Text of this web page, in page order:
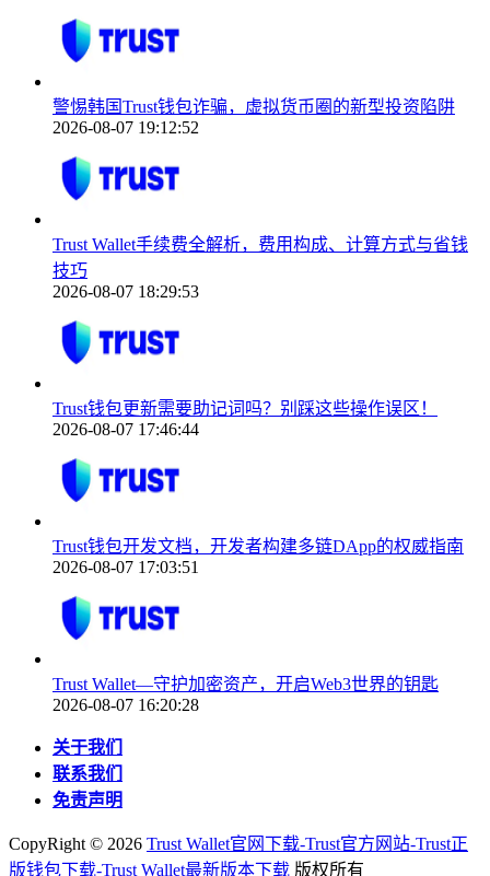
警惕韩国Trust钱包诈骗，虚拟货币圈的新型投资陷阱
2026-08-07 19:12:52
Trust Wallet手续费全解析，费用构成、计算方式与省钱
技巧
2026-08-07 18:29:53
Trust钱包更新需要助记词吗？别踩这些操作误区！
2026-08-07 17:46:44
Trust钱包开发文档，开发者构建多链DApp的权威指南
2026-08-07 17:03:51
Trust Wallet—守护加密资产，开启Web3世界的钥匙
2026-08-07 16:20:28
关于我们
联系我们
免责声明
CopyRight © 2026 Trust Wallet官网下载-Trust官方网站-Trust正
版钱包下载-Trust Wallet最新版本下载 版权所有